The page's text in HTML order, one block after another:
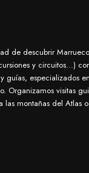
de descubrir
y circuitos...)
guías, especializados
Organizamos visitas
las montañas del Atlas